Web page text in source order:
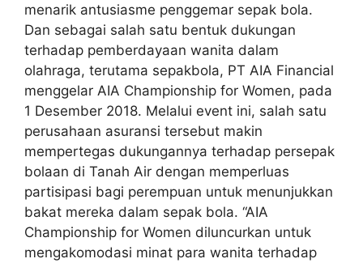
menarik antusiasme penggemar sepak bola.
Dan sebagai salah satu bentuk dukungan
terhadap pemberdayaan wanita dalam
olahraga, terutama sepakbola, PT AIA Financial
menggelar AIA Championship for Women, pada
1 Desember 2018. Melalui event ini, salah satu
perusahaan asuransi tersebut makin
mempertegas dukungannya terhadap persepak
bolaan di Tanah Air dengan memperluas
partisipasi bagi perempuan untuk menunjukkan
bakat mereka dalam sepak bola. “AIA
Championship for Women diluncurkan untuk
mengakomodasi minat para wanita terhadap